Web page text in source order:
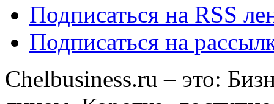
Подписаться на RSS
Подписаться на
Chelbusiness.ru – это: